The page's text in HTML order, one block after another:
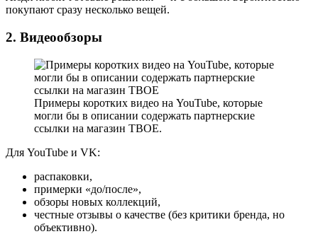
покупают сразу несколько вещей.
2. Видеообзоры
Примеры коротких видео на YouTube, которые
могли бы в описании содержать партнерские
ссылки на магазин ТВОЕ.
Для YouTube и VK:
распаковки,
примерки «до/после»,
обзоры новых коллекций,
честные отзывы о качестве (без критики бренда, но
объективно).